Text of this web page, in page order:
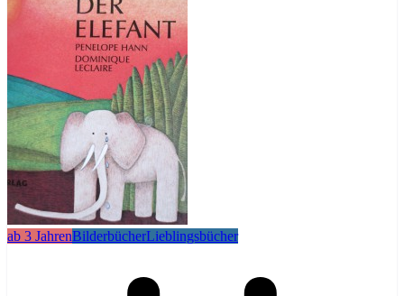
ab 3 JahrenBilderbücherLieblingsbücher